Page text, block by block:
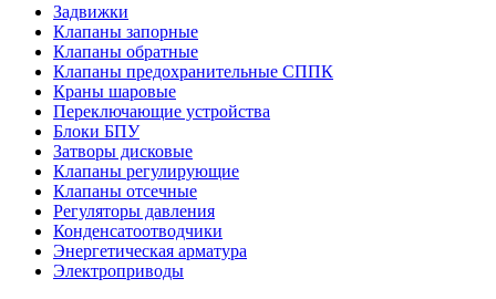
Задвижки
Клапаны запорные
Клапаны обратные
Клапаны предохранительные СППК
Краны шаровые
Переключающие устройства
Блоки БПУ
Затворы дисковые
Клапаны регулирующие
Клапаны отсечные
Регуляторы давления
Конденсатоотводчики
Энергетическая арматура
Электроприводы